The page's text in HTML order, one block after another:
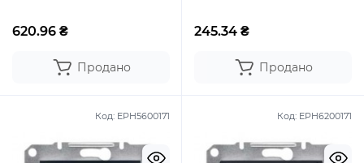
620.96 ₴
Продано
245.34 ₴
Продано
Код: EPH5600171 Код: EPH6200171